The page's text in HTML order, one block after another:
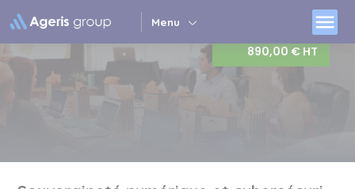
Menu menu
890,00 € HT
Panneau de gestion des cookies